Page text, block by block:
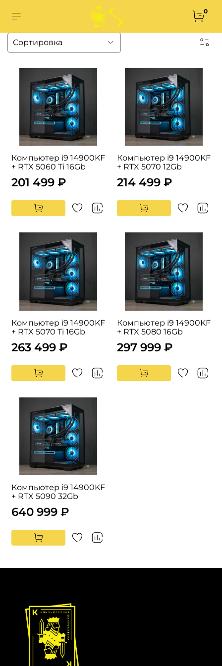
0
Компьютер i9 14900KF
+ RTX 5060 Ti 16Gb
201 499 ₽
Компьютер i9 14900KF
+ RTX 5070 12Gb
214 499 ₽
Компьютер i9 14900KF
+ RTX 5070 Ti 16Gb
263 499 ₽
Компьютер i9 14900KF
+ RTX 5080 16Gb
297 999 ₽
Компьютер i9 14900KF
+ RTX 5090 32Gb
640 999 ₽